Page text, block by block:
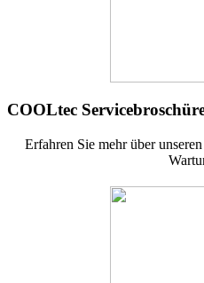
COOLtec
Erfahren Sie mehr über